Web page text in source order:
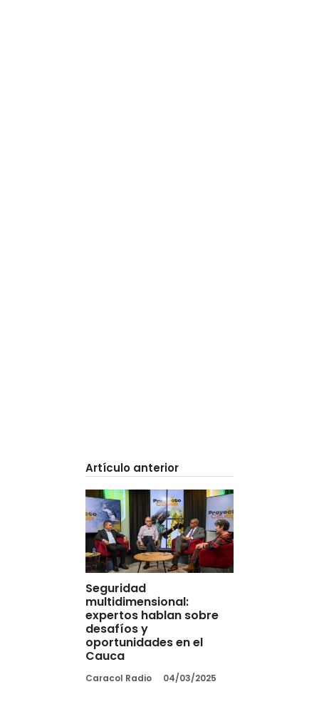
Artículo anterior
Seguridad
multidimensional:
expertos hablan sobre
desafíos y
oportunidades en el
Cauca
Caracol Radio 04/03/2025